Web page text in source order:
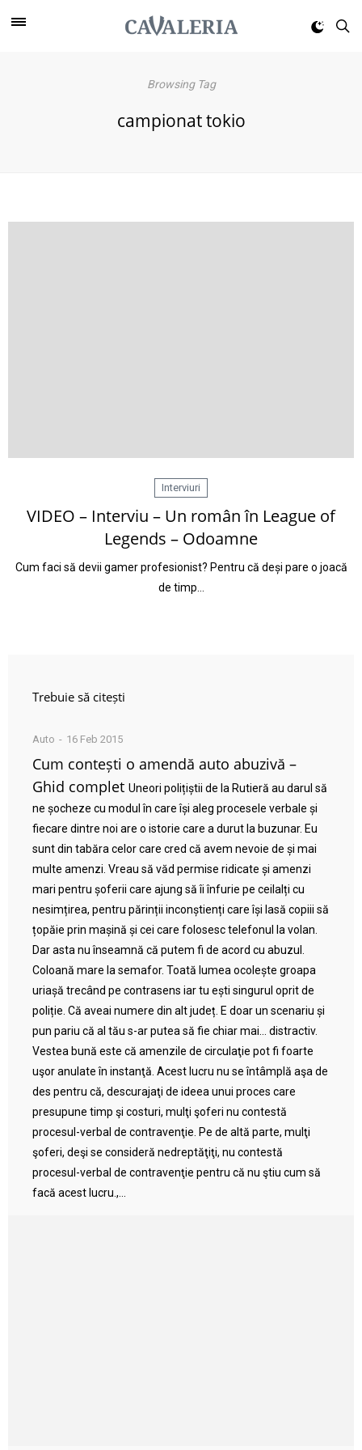
Browsing Tag
campionat tokio
Interviuri
VIDEO – Interviu – Un român în League of
Legends – Odoamne
Cum faci să devii gamer profesionist? Pentru că deși pare o joacă
de timp…
Trebuie să citești
Auto 16 Feb 2015
Cum contești o amendă auto abuzivă –
Ghid complet Uneori polițiștii de la Rutieră au darul să
ne șocheze cu modul în care își aleg procesele verbale și
fiecare dintre noi are o istorie care a durut la buzunar. Eu
sunt din tabăra celor care cred că avem nevoie de și mai
multe amenzi. Vreau să văd permise ridicate și amenzi
mari pentru șoferii care ajung să îi înfurie pe ceilalți cu
nesimțirea, pentru părinții inconștienți care își lasă copiii să
țopăie prin mașină și cei care folosesc telefonul la volan.
Dar asta nu înseamnă că putem fi de acord cu abuzul.
Coloană mare la semafor. Toată lumea ocolește groapa
uriașă trecând pe contrasens iar tu ești singurul oprit de
poliție. Că aveai numere din alt județ. E doar un scenariu și
pun pariu că al tău s-ar putea să fie chiar mai… distractiv.
Vestea bună este că amenzile de circulaţie pot fi foarte
uşor anulate în instanţă. Acest lucru nu se întâmplă aşa de
des pentru că, descurajaţi de ideea unui proces care
presupune timp şi costuri, mulţi şoferi nu contestă
procesul-verbal de contravenţie. Pe de altă parte, mulţi
şoferi, deşi se consideră nedreptăţiţi, nu contestă
procesul-verbal de contravenţie pentru că nu ştiu cum să
facă acest lucru.,...